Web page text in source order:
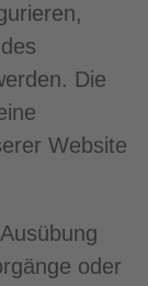
Die
Website
oder